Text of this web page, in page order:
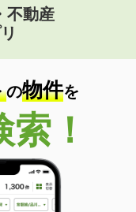
不動産
の物件を
！